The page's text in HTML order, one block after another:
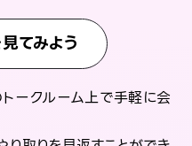
てみよう
トークルーム上で手軽に会